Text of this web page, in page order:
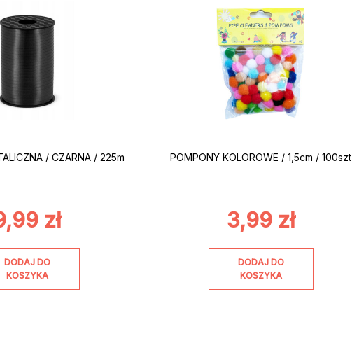
/ CZARNA / 225m
zł
DODAJ DO
KOSZYKA
POMPONY KOLOROWE / 1,5cm / 100szt
3,99 zł
DODAJ DO
KOSZYKA